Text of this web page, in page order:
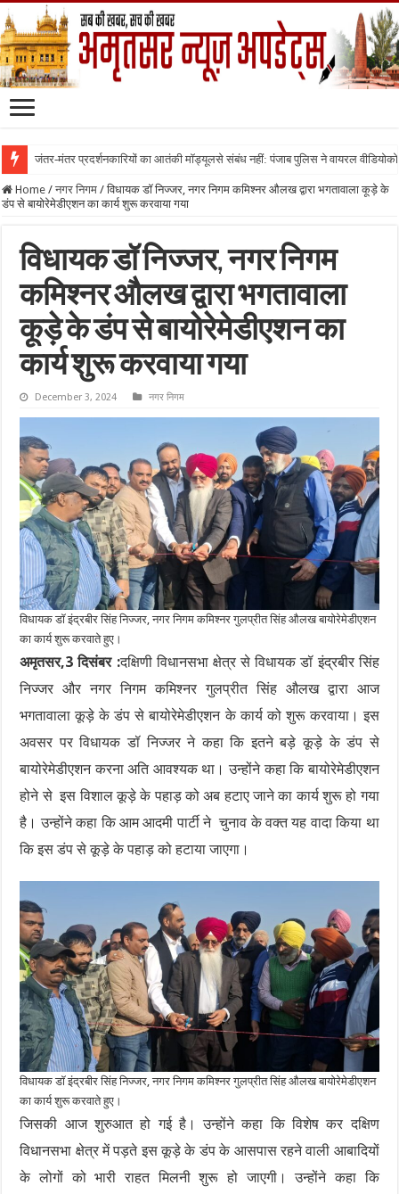
जंतर-मंतर प्रदर्शनकारियों का आतंकी मॉड्यूलसे संबंध नहीं: पंजाब पुलिस ने वायरल वीडियोको
Home / नगर निगम / विधायक डॉ निज्जर, नगर निगम कमिश्नर औलख द्वारा भगतावाला कूड़े के
डंप से बायोरेमेडीएशन का कार्य शुरू करवाया गया
विधायक डॉ निज्जर, नगर निगम
कमिश्नर औलख द्वारा भगतावाला
कूड़े के डंप से बायोरेमेडीएशन का
कार्य शुरू करवाया गया
December 3, 2024 नगर निगम
विधायक डॉ इंद्रबीर सिंह निज्जर, नगर निगम कमिश्नर गुलप्रीत सिंह औलख बायोरेमेडीएशन
का कार्य शुरू करवाते हुए।
अमृतसर,3 दिसंबर :दक्षिणी विधानसभा क्षेत्र से विधायक डॉ इंद्रबीर सिंह
निज्जर और नगर निगम कमिश्नर गुलप्रीत सिंह औलख द्वारा आज
भगतावाला कूड़े के डंप से बायोरेमेडीएशन के कार्य को शुरू करवाया। इस
अवसर पर विधायक डॉ निज्जर ने कहा कि इतने बड़े कूड़े के डंप से
बायोरेमेडीएशन करना अति आवश्यक था। उन्होंने कहा कि बायोरेमेडीएशन
होने से इस विशाल कूड़े के पहाड़ को अब हटाए जाने का कार्य शुरू हो गया
है। उन्होंने कहा कि आम आदमी पार्टी ने चुनाव के वक्त यह वादा किया था
कि इस डंप से कूड़े के पहाड़ को हटाया जाएगा।
विधायक डॉ इंद्रबीर सिंह निज्जर, नगर निगम कमिश्नर गुलप्रीत सिंह औलख बायोरेमेडीएशन
का कार्य शुरू करवाते हुए।
जिसकी आज शुरुआत हो गई है। उन्होंने कहा कि विशेष कर दक्षिण
विधानसभा क्षेत्र में पड़ते इस कूड़े के डंप के आसपास रहने वाली आबादियों
के लोगों को भारी राहत मिलनी शुरू हो जाएगी। उन्होंने कहा कि